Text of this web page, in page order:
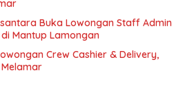
Buka Lowongan Staff Admin
Mantup Lamongan
Crew Cashier & Delivery,
Melamar